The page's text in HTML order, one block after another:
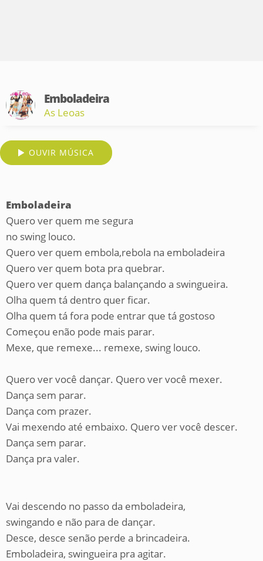
Emboladeira
As Leoas
OUVIR MÚSICA
Emboladeira
Quero ver quem me segura
no swing louco.
Quero ver quem embola,rebola na emboladeira
Quero ver quem bota pra quebrar.
Quero ver quem dança balançando a swingueira.
Olha quem tá dentro quer ficar.
Olha quem tá fora pode entrar que tá gostoso
Começou enão pode mais parar.
Mexe, que remexe... remexe, swing louco.
Quero ver você dançar. Quero ver você mexer.
Dança sem parar.
Dança com prazer.
Vai mexendo até embaixo. Quero ver você descer.
Dança sem parar.
Dança pra valer.
Vai descendo no passo da emboladeira,
swingando e não para de dançar.
Desce, desce senão perde a brincadeira.
Emboladeira, swingueira pra agitar.